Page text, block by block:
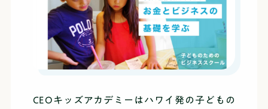
CEOキッズアカデミーはハワイ発の子どもの